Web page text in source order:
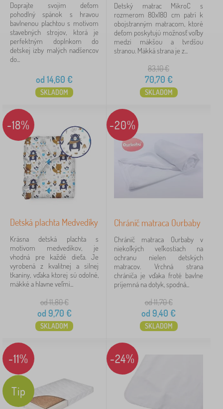
Podkategórie
Typ ponuky
Štítky
Rozprávkové postavičky
Značky
Zrušiť FILTROVANIE
Doprajte svojim deťom
pohodlný spánok s hravou
bavlnenou plachtou s motívom
stavebných strojov, ktorá je
perfektným doplnkom do
detskej izby malých nadšencov
do...
od 14,60 €
SKLADOM
Detský matrac MikroC s
rozmerom 80x180 cm patrí k
obojstranným matracom, ktoré
deťom poskytujú možnosť voľby
medzi mäkšou a tvrdšou
stranou. Mäkká strana je z...
83,10€
70,70 €
SKLADOM
-18%
Detská plachta Medvedíky
Krásna detská plachta s
motívom medvedíkov, je
vhodná pre každé dieťa. Je
vyrobená z kvalitnej a silnej
tkaniny, vďaka ktorej sú odolné,
mäkké a hlavne veľmi...
od 11,80€
od 9,70 €
SKLADOM
-20%
Chránič matraca Ourbaby
Chránič matraca Ourbaby v
niekoľkých veľkostiach na
ochranu nielen detských
matracov. Vrchná strana
chrániča je vďaka froté bavlne
príjemná na dotyk, spodná...
od 11,70€
od 9,40 €
SKLADOM
-11%
Tip
-24%